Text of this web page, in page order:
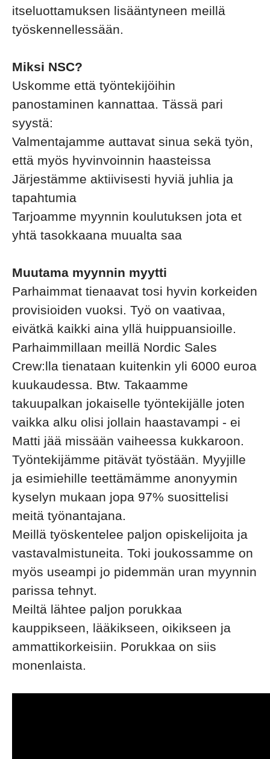
itseluottamuksen lisääntyneen meillä
työskennellessään.
Miksi NSC?
Uskomme että työntekijöihin
panostaminen kannattaa. Tässä pari
syystä:
Valmentajamme auttavat sinua sekä työn,
että myös hyvinvoinnin haasteissa
Järjestämme aktiivisesti hyviä juhlia ja
tapahtumia
Tarjoamme myynnin koulutuksen jota et
yhtä tasokkaana muualta saa
Muutama myynnin myytti
Parhaimmat tienaavat tosi hyvin korkeiden
provisioiden vuoksi. Työ on vaativaa,
eivätkä kaikki aina yllä huippuansioille.
Parhaimmillaan meillä Nordic Sales
Crew:lla tienataan kuitenkin yli 6000 euroa
kuukaudessa. Btw. Takaamme
takuupalkan jokaiselle työntekijälle joten
vaikka alku olisi jollain haastavampi - ei
Matti jää missään vaiheessa kukkaroon.
Työntekijämme pitävät työstään. Myyjille
ja esimiehille teettämämme anonyymin
kyselyn mukaan jopa 97% suosittelisi
meitä työnantajana.
Meillä työskentelee paljon opiskelijoita ja
vastavalmistuneita. Toki joukossamme on
myös useampi jo pidemmän uran myynnin
parissa tehnyt.
Meiltä lähtee paljon porukkaa
kauppikseen, lääkikseen, oikikseen ja
ammattikorkeisiin. Porukkaa on siis
monenlaista.